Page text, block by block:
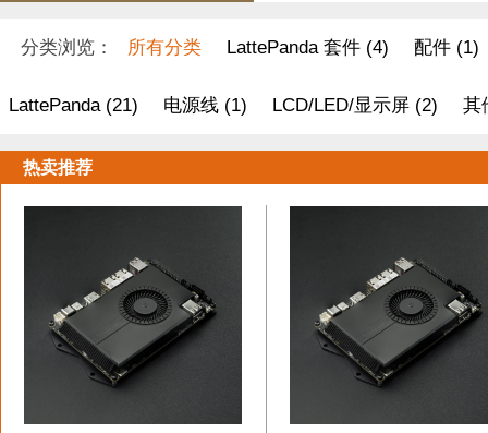
分类浏览： 所有分类 LattePanda 套件 (4) 配件 (1)
LattePanda (21) 电源线 (1) LCD/LED/显示屏 (2) 其
热卖推荐